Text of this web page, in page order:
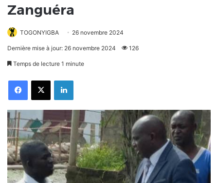
Zanguéra
TOGONYIGBA 26 novembre 2024
Dernière mise à jour: 26 novembre 2024 126
Temps de lecture 1 minute
FacebookX Linkedin